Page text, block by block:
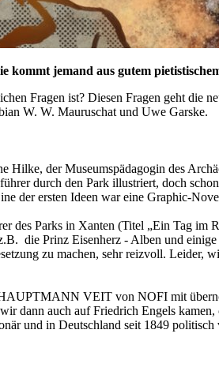
jemand aus gutem
Fragen ist? Diesen Fragen geht die
W. W. Mauruschat und Uwe Garske.
Hilke, der Museumspädagogin des
durch den Park illustriert, doch
der ersten Ideen war eine Graphic-
des Parks in Xanten (Titel „Ein Tag
die Prinz Eisenherz - Alben und
zu machen, sehr reizvoll. Leider,
VEIT von NOFI mit
dann auch auf Friedrich Engels
und in Deutschland seit 1849